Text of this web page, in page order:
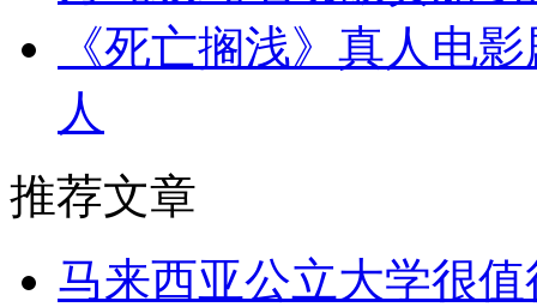
《死亡搁浅》真人电
人
推荐文章
马来西亚公立大学很值